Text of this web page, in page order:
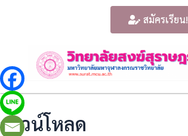
สมัครเรียน!
ดาวน์โหลด